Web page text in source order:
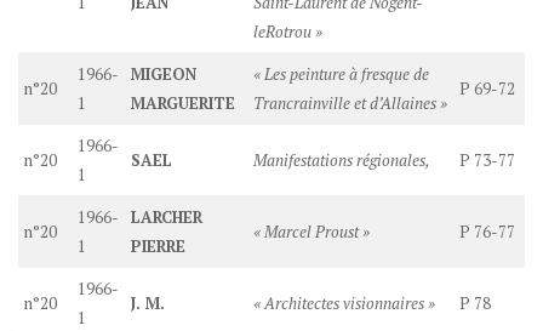
leRotrou »
n°20
1966-
1
MIGEON
MARGUERITE
« Les peinture à fresque de
Trancrainville et d’Allaines »
P 69-72
n°20
1966-
1
SAEL Manifestations régionales, P 73-77
n°20
1966-
1
LARCHER
PIERRE
« Marcel Proust » P 76-77
n°20
1966-
1
J. M. « Architectes visionnaires » P 78